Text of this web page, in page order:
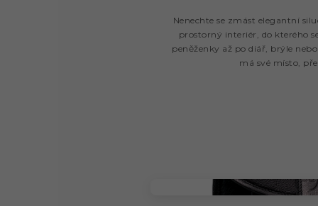
Nenechte se zmást elegantní
prostorný interiér, do kterého
peněženky až po diář, brýle
má své místo,